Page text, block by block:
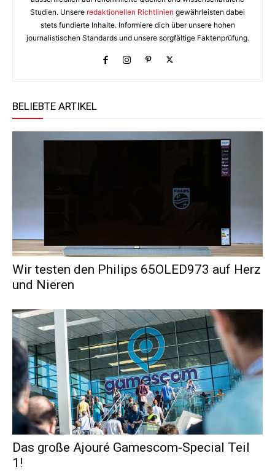
Studien. Unsere redaktionellen Richtlinien gewährleisten dabei
stets fundierte Inhalte. Informiere dich über unsere hohen
journalistischen Standards und unsere sorgfältige Faktenprüfung.
BELIEBTE ARTIKEL
Wir testen den Philips 65OLED973 auf Herz
und Nieren
Das große Ajouré Gamescom-Special Teil
1!